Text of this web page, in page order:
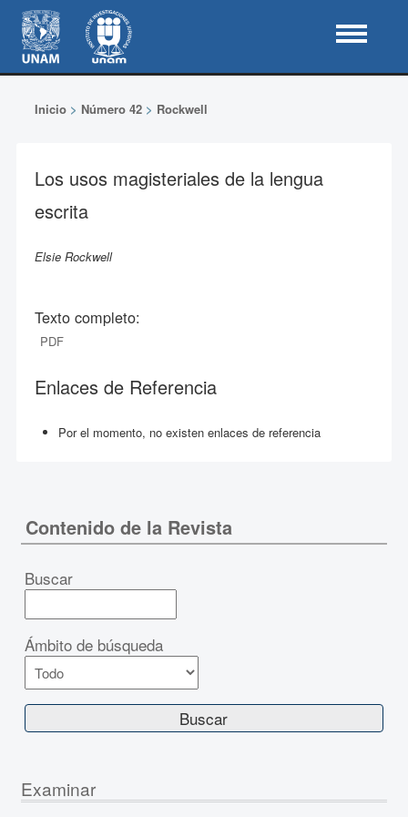
Inicio> Número 42> Rockwell
Los usos magisteriales de la lengua
escrita
Elsie Rockwell
Texto completo:
PDF
Enlaces de Referencia
Por el momento, no existen enlaces de referencia
Contenido de la Revista
Buscar
Ámbito de búsqueda
Examinar